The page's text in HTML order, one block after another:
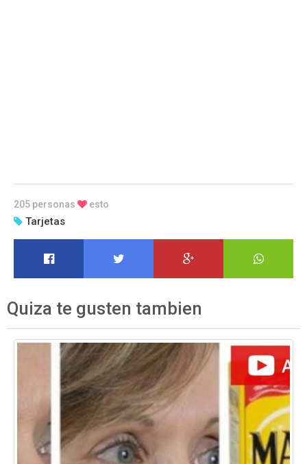
205 personas esto
Tarjetas
Quiza te gusten tambien